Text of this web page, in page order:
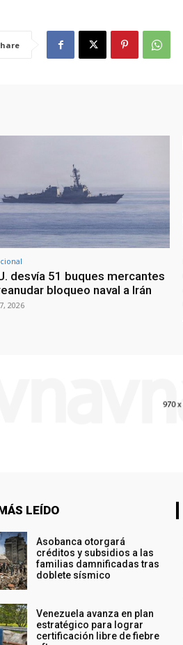
desvía 51 buques mercantes
bloqueo naval a Irán
2026
LEÍDO
Asobanca otorgará
créditos y subsidios a las
familias damnificadas tras
doblete sísmico
Venezuela avanza en plan
estratégico para lograr
certificación libre de fiebre